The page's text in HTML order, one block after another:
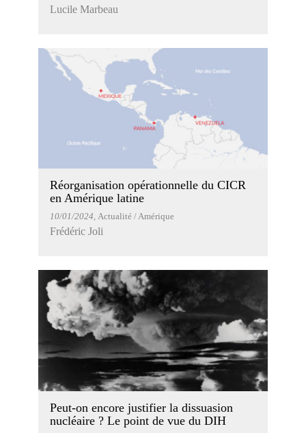
Lucile Marbeau
Réorganisation opérationnelle du CICR
en Amérique latine
10/01/2024, Actualité / Amérique
Frédéric Joli
Peut-on encore justifier la dissuasion
nucléaire ? Le point de vue du DIH